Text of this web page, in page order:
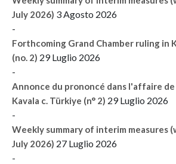
July 2026) 3 Agosto 2026
-
Forthcoming Grand Chamber ruling in
(no. 2) 29 Luglio 2026
-
Annonce du prononcé dans l'affaire de
Kavala c. Türkiye (n° 2) 29 Luglio 2026
-
Weekly summary of interim measures
July 2026) 27 Luglio 2026
-